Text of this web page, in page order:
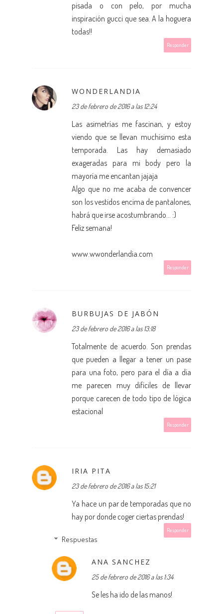
pisada o con pelo, por mucha
inspiración gucci que sea. A la hoguera
todas!!
Responder
WONDERLANDIA
23 de febrero de 2016 a las 12:24
Las asimetrías me fascinan, y estoy
viendo que se llevan muchísimo esta
temporada. Las hay demasiado
exageradas para mi body pero la
mayoría me encantan jajaja
Algo que no me acaba de convencer
son los vestidos encima de pantalones,
habrá que irse acostumbrando... :)
Feliz semana!
www.wwonderlandia.com
Responder
BURBUJAS DE JABÓN
23 de febrero de 2016 a las 13:18
Totalmente de acuerdo. Son prendas
que pueden a llegar a tener un pase
para una foto, pero para el día a día
me parecen muy difíciles de llevar
porque carecen de todo tipo de lógica
estacional
Responder
IRIA PITA
23 de febrero de 2016 a las 15:21
Ya hace un par de temporadas que no
hay por donde coger ciertas prendas!
Responder
Respuestas
ANA SANCHEZ
25 de febrero de 2016 a las 1:34
Se les ha ido de las manos!